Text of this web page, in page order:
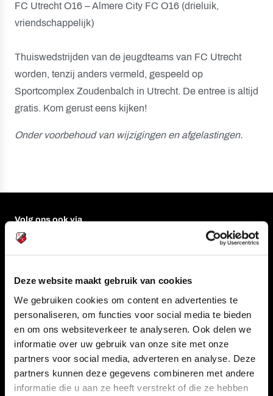
Deze website maakt gebruik van cookies
We gebruiken cookies om content en advertenties te
personaliseren, om functies voor social media te bieden
en om ons websiteverkeer te analyseren. Ook delen we
informatie over uw gebruik van onze site met onze
partners voor social media, adverteren en analyse. Deze
partners kunnen deze gegevens combineren met andere
informatie die u aan ze heeft verstrekt of die ze hebben
FC Utrecht O16 – Almere City FC O16 (drieluik,
vriendschappelijk)
Thuiswedstrijden van de jeugdteams van FC Utrecht
worden, tenzij anders vermeld, gespeeld op
Sportcomplex Zoudenbalch in Utrecht. De entree is altijd
gratis. Kom gerust eens kijken!
Onder voorbehoud van wijzigingen en afgelastingen.
Volg ons ook via
Navigeer naar
CLUB
STADION
SUPPORTERS
FOUNDATION
KAARTVERKOOP
BUSINESS